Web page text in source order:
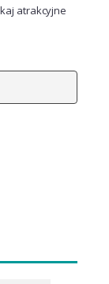
atrakcyjne